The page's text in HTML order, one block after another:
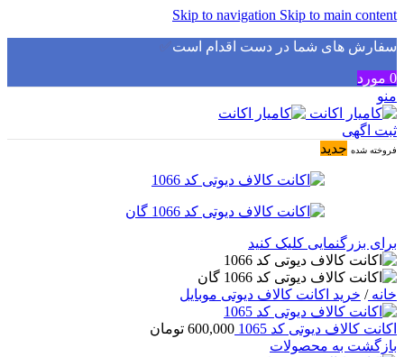
Skip to navigation Skip to main content
سفارش های شما در دست اقدام است✅
0 مورد
منو
ثبت اگهی
فروخته شده جدید
برای بزرگنمایی کلیک کنید
خانه/ خرید اکانت کالاف دیوتی موبایل
اکانت کالاف دیوتی کد 1065 600,000 تومان
بازگشت به محصولات